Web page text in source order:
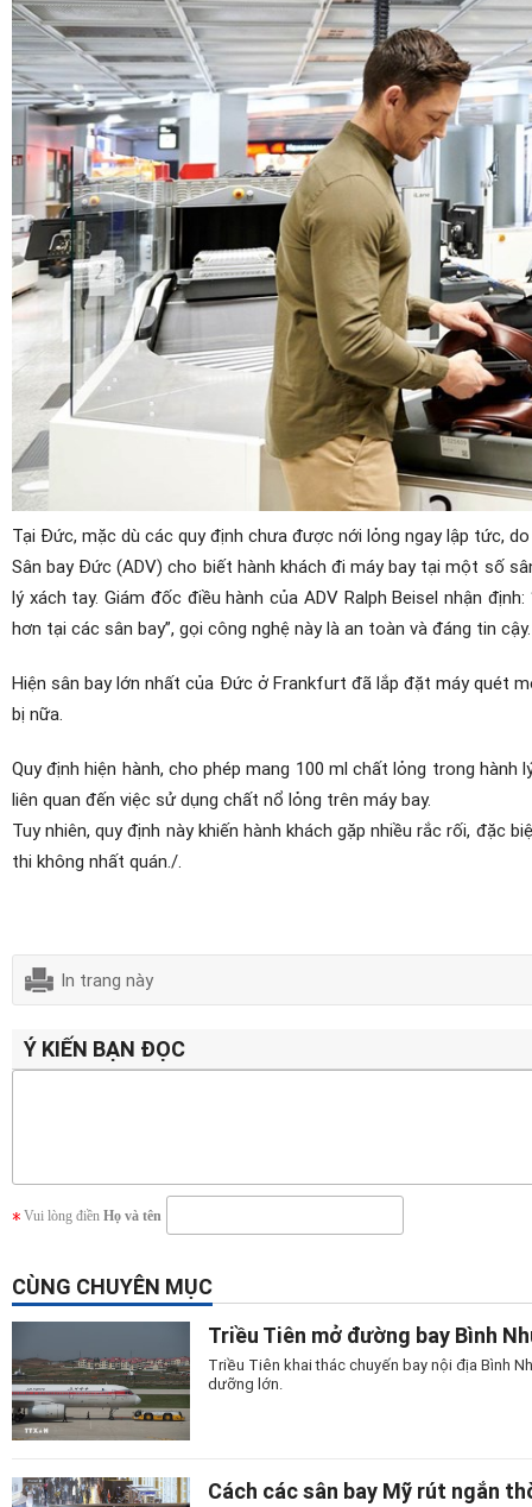
Tại Đức, mặc dù các quy định chưa được nới lỏng ngay lập tức,
Sân bay Đức (ADV) cho biết hành khách đi máy bay tại một số
lý xách tay. Giám đốc điều hành của ADV Ralph Beisel nhận
hơn tại các sân bay”, gọi công nghệ này là an toàn và đáng tin cậy.
Hiện sân bay lớn nhất của Đức ở Frankfurt đã lắp đặt máy quét
bị nữa.
Quy định hiện hành, cho phép mang 100 ml chất lỏng trong
liên quan đến việc sử dụng chất nổ lỏng trên máy bay.
Tuy nhiên, quy định này khiến hành khách gặp nhiều rắc rối,
thi không nhất quán./.
In trang này
Ý KIẾN BẠN ĐỌC
Vui lòng điền Họ và tên
CÙNG CHUYÊN MỤC
Triều Tiên mở đường bay Bình
Triều Tiên khai thác chuyến bay nội địa Bình
dưỡng lớn.
Cách các sân bay Mỹ rút ngắn